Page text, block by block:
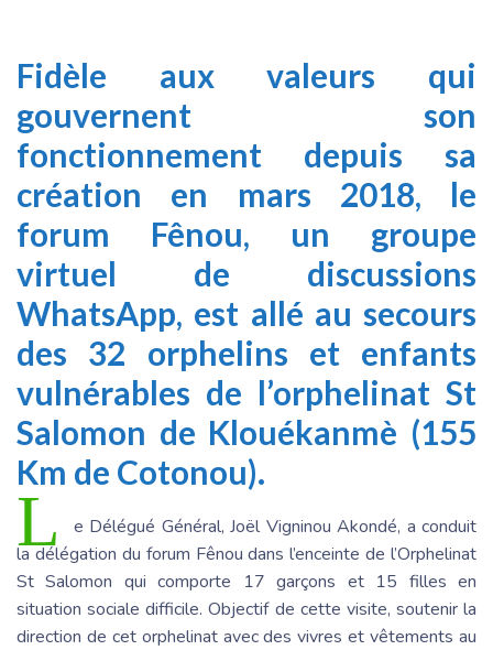
Fidèle aux valeurs qui
gouvernent son
fonctionnement depuis sa
création en mars 2018, le
forum Fênou, un groupe
virtuel de discussions
WhatsApp, est allé au secours
des 32 orphelins et enfants
vulnérables de l’orphelinat St
Salomon de Klouékanmè (155
Km de Cotonou).
L
e Délégué Général, Joël Vigninou Akondé, a conduit
la délégation du forum Fênou dans l’enceinte de l’Orphelinat
St Salomon qui comporte 17 garçons et 15 filles en
situation sociale difficile. Objectif de cette visite, soutenir la
direction de cet orphelinat avec des vivres et vêtements au